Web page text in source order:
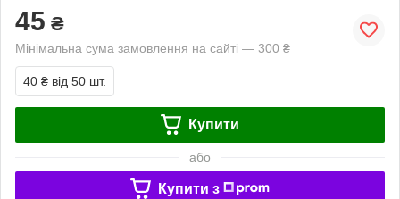
45 ₴
Мінімальна сума замовлення на сайті — 300 ₴
40 ₴ від 50 шт.
Купити
або
Купити з